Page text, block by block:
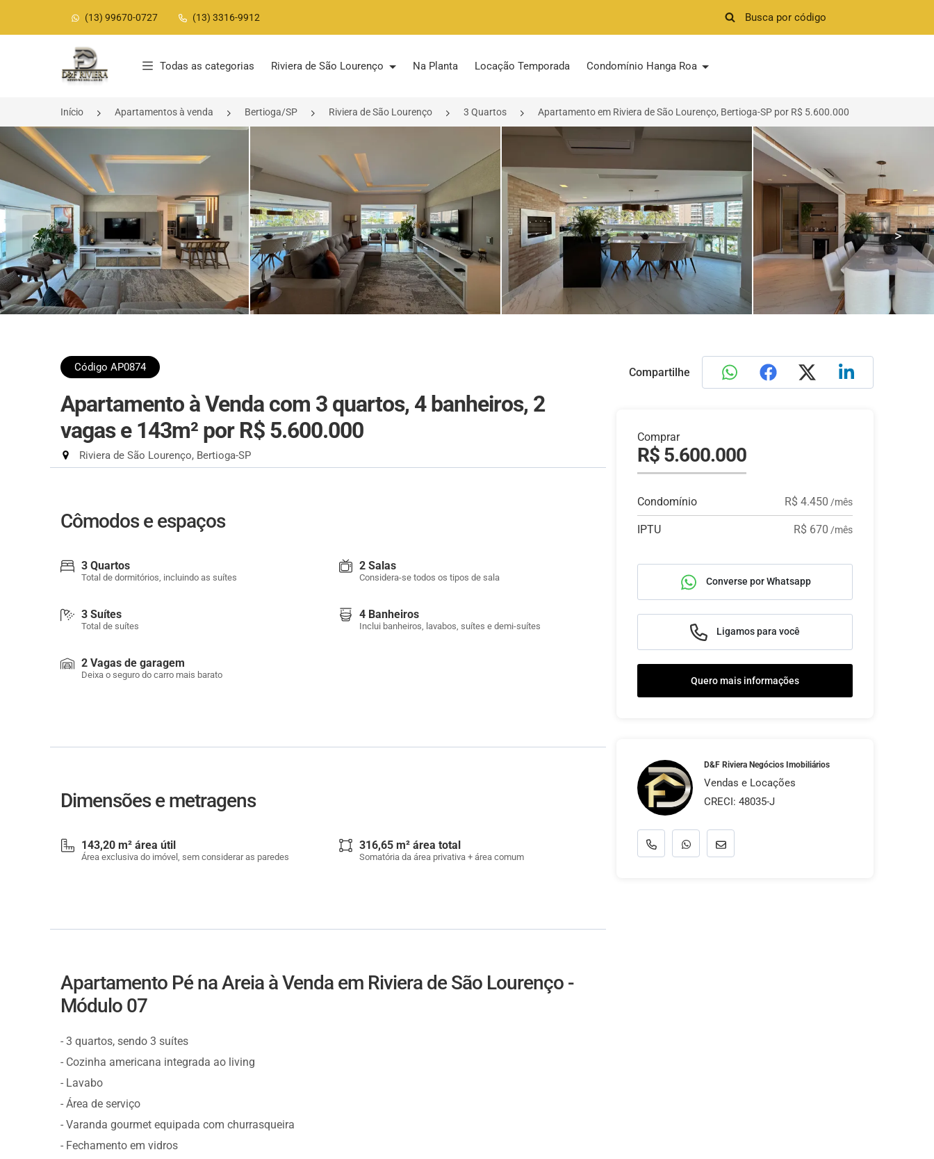
(13) 99670-0727 (13) 3316-9912
Página inicial
Todas as categorias Riviera de São Lourenço Na Planta Locação Temporada Condomínio Hanga Roa
Início Apartamentos à venda Bertioga/SP Riviera de São Lourenço 3 Quartos Apartamento em Riviera de São Lourenço, Bertioga-SP por R$ 5.600.000
< >
Código AP0874
Apartamento à Venda com 3 quartos, 4 banheiros, 2
vagas e 143m² por R$ 5.600.000
Riviera de São Lourenço, Bertioga-SP
Cômodos e espaços
3 Quartos
Total de dormitórios, incluindo as suítes
2 Salas
Considera-se todos os tipos de sala
3 Suítes
Total de suítes
4 Banheiros
Inclui banheiros, lavabos, suítes e demi-suítes
2 Vagas de garagem
Deixa o seguro do carro mais barato
Dimensões e metragens
143,20 m² área útil
Área exclusiva do imóvel, sem considerar as paredes
316,65 m² área total
Somatória da área privativa + área comum
Apartamento Pé na Areia à Venda em Riviera de São Lourenço -
Módulo 07
- 3 quartos, sendo 3 suítes
- Cozinha americana integrada ao living
- Lavabo
- Área de serviço
- Varanda gourmet equipada com churrasqueira
- Fechamento em vidros
Compartilhe
Comprar
R$ 5.600.000
Condomínio R$ 4.450 /mês
IPTU R$ 670 /mês
Converse por Whatsapp
Ligamos para você
Quero mais informações
D&F Riviera Negócios Imobiliários
Vendas e Locações
CRECI: 48035-J